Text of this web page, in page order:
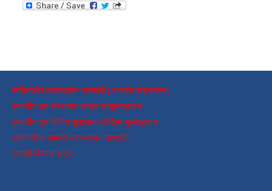
संचितकोष व्यवस्थापन प्रणाली [ राजस्व सङ्कलन]
स्थानीय तह संस्थागत क्षमता स्वमूल्याङ्कन
स्थानीय तह वित्तीय सुशासन जोखिम मूल्याङ्कन
सार्वजनिक सम्पति व्यवस्थापन प्रणालि
सम्पति विवरण इन्ट्र